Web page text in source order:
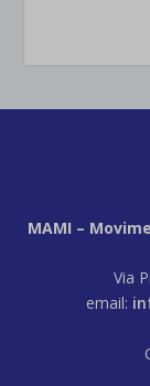
MAMI –
Via
email: